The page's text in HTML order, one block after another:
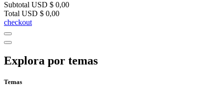
Subtotal USD $ 0,00
Total USD $ 0,00
checkout
Explora por temas
Temas